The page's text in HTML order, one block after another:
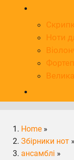
Ноти
Home»
Збірники нот»
ансамблі »